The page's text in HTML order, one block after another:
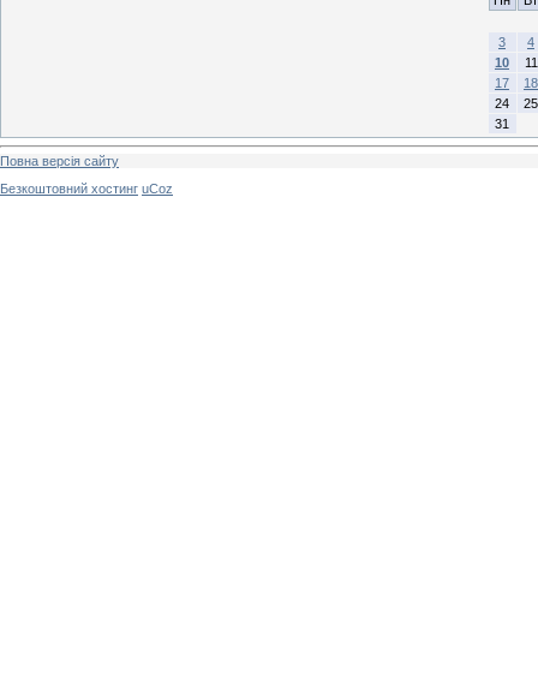
3
4
10
11
17
18
24
25
31
Повна версія сайту
Безкоштовний хостинг uCoz